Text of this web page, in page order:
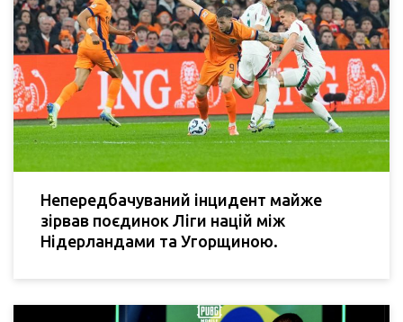
Непередбачуваний інцидент майже
зірвав поєдинок Ліги націй між
Нідерландами та Угорщиною.